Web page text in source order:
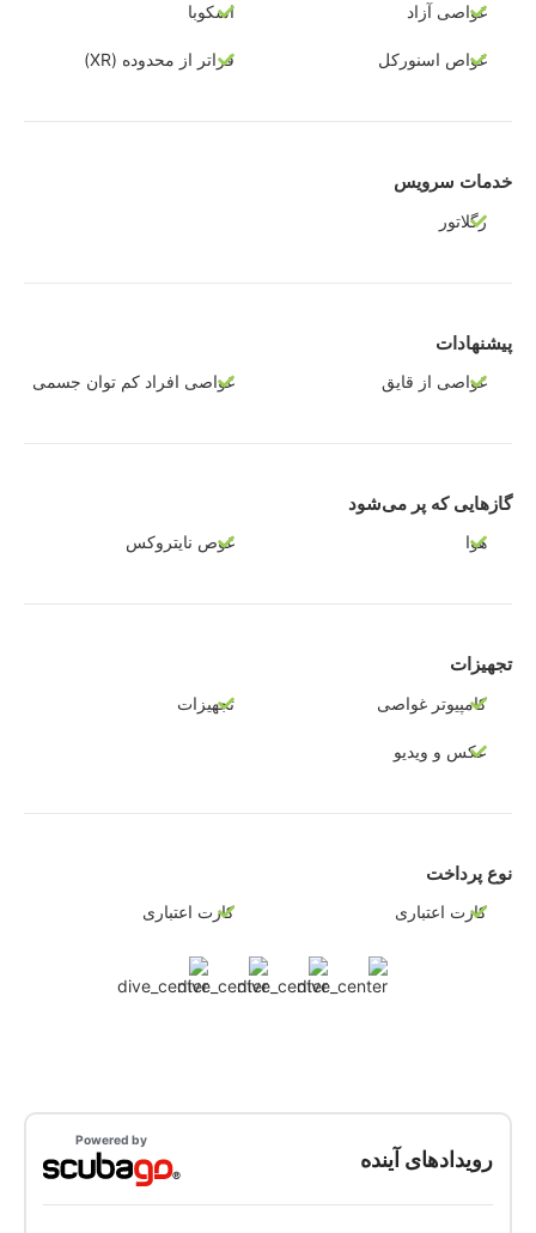
غواصی آزاد اسکوبا
غواص اسنورکل فراتر از محدوده (XR)
خدمات سرویس
رگلاتور
پیشنهادات
غواصی از قایق غواصی افراد کم توان جسمی
گازهایی که پر می‌شود
هوا غوص نایتروکس
تجهیزات
کامپیوتر غواصی تجهیزات
عکس و ویدیو
نوع پرداخت
کارت اعتباری کارت اعتباری
رویدادهای آینده
Powered by